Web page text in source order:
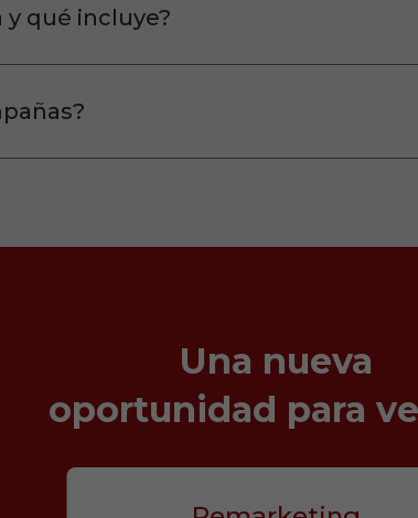
qué incluye?
Una nueva
oportunidad para
Estas
son
Son